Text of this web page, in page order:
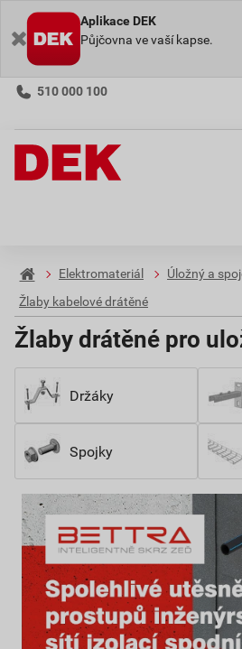
Aplikace DEK
Půjčovna ve vaší kapse.
510 000 100
Elektromateriál
Úložný a
Žlaby kabelové drátěné
Žlaby drátěné pro
Držáky
Spojky